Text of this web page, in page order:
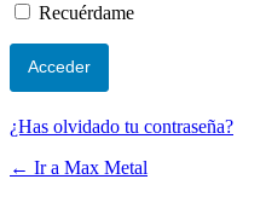
Recuérdame
¿Has olvidado tu contraseña?
← Ir a Max Metal